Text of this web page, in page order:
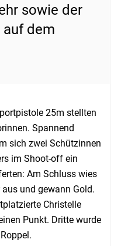
sowie der
dem
25m stellten
Spannend
sich zwei Schützinnen
im Shoot-off ein
Am Schluss wies
und gewann Gold.
Christelle
Punkt. Dritte wurde